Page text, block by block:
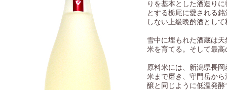
りを基本とした酒造り
とする栃尾に愛される
しない上級晩酌酒とし
雪中に埋もれた酒蔵は
米を育てる。そして最
原料米には、新潟県長
米まで磨き、守門岳か
醸と同じように低温発